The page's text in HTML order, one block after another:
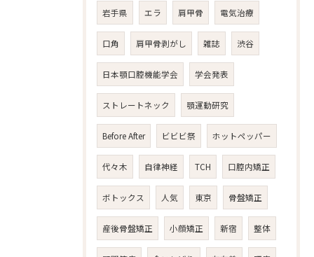
岩手県 エラ 肩甲骨 電気治療
口角 肩甲骨剥がし 雑誌 渋谷
日本顎口腔機能学会 学会発表
ストレートネック 顎運動研究
Before After ビビビ祭 ホットペッパー
代々木 自律神経 TCH 口腔内矯正
ボトックス 人気 東京 骨盤矯正
産後骨盤矯正 小顔矯正 新宿 整体